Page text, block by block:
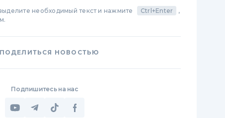
необходимый текст и нажмите Ctrl+Enter
,
ПОДЕЛИТЬСЯ НОВОСТЬЮ
Подпишитесь на нас